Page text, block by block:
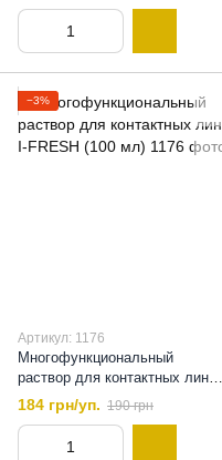
−3%
Артикул: 1176
Многофункциональный
раствор для контактных линз I-
FRESH (100 мл)
184 грн/уп. 190 грн